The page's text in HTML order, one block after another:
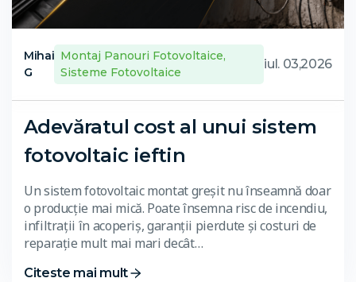
Mihai
G
Montaj Panouri Fotovoltaice,
Sisteme Fotovoltaice
iul. 03,2026
Adevăratul cost al unui sistem
fotovoltaic ieftin
Un sistem fotovoltaic montat greșit nu înseamnă doar
o producție mai mică. Poate însemna risc de incendiu,
infiltrații în acoperiș, garanții pierdute și costuri de
reparație mult mai mari decât…
Citeste mai mult